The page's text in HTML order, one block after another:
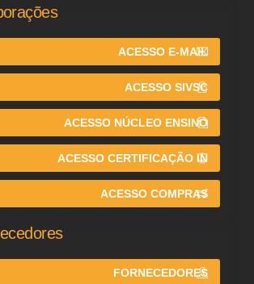
ACESSO E-MAIL
ACESSO SIVSC
ACESSO NÚCLEO ENSINO
ACESSO CERTIFICAÇÃO IN
ACESSO COMPRAS
FORNECEDORES